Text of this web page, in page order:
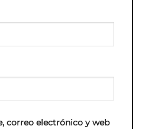
correo electrónico y web